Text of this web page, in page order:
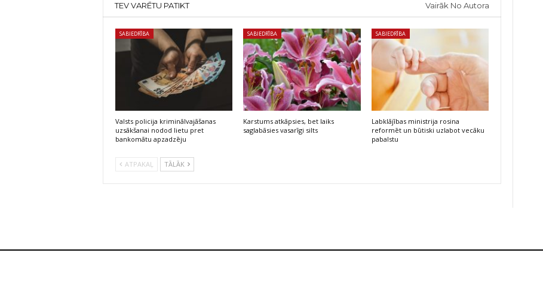
TEV VARĒTU PATIKT Vairāk No Autora
SABIEDRĪBA
Valsts policija kriminālvajāšanas
uzsākšanai nodod lietu pret
bankomātu apzadzēju
SABIEDRĪBA
Karstums atkāpsies, bet laiks
saglabāsies vasarīgi silts
SABIEDRĪBA
Labklājības ministrija rosina
reformēt un būtiski uzlabot vecāku
pabalstu
ATPAKAĻ TĀLĀK